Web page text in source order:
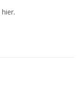
hier.